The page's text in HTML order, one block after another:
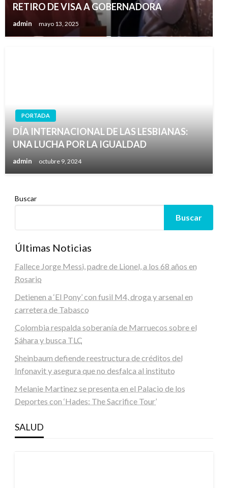
RETIRO DE VISA A GOBERNADORA
admin mayo 13, 2025
PORTADA
DÍA INTERNACIONAL DE LAS LESBIANAS:
UNA LUCHA POR LA IGUALDAD
admin octubre 9, 2024
Buscar
Buscar
Últimas Noticias
Fallece Jorge Messi, padre de Lionel, a los 68 años en
Rosario
Detienen a ‘El Pony’ con fusil M4, droga y arsenal en
carretera de Tabasco
Colombia respalda soberanía de Marruecos sobre el
Sáhara y busca TLC
Sheinbaum defiende reestructura de créditos del
Infonavit y asegura que no desfalca al instituto
Melanie Martinez se presenta en el Palacio de los
Deportes con ‘Hades: The Sacrifice Tour’
SALUD